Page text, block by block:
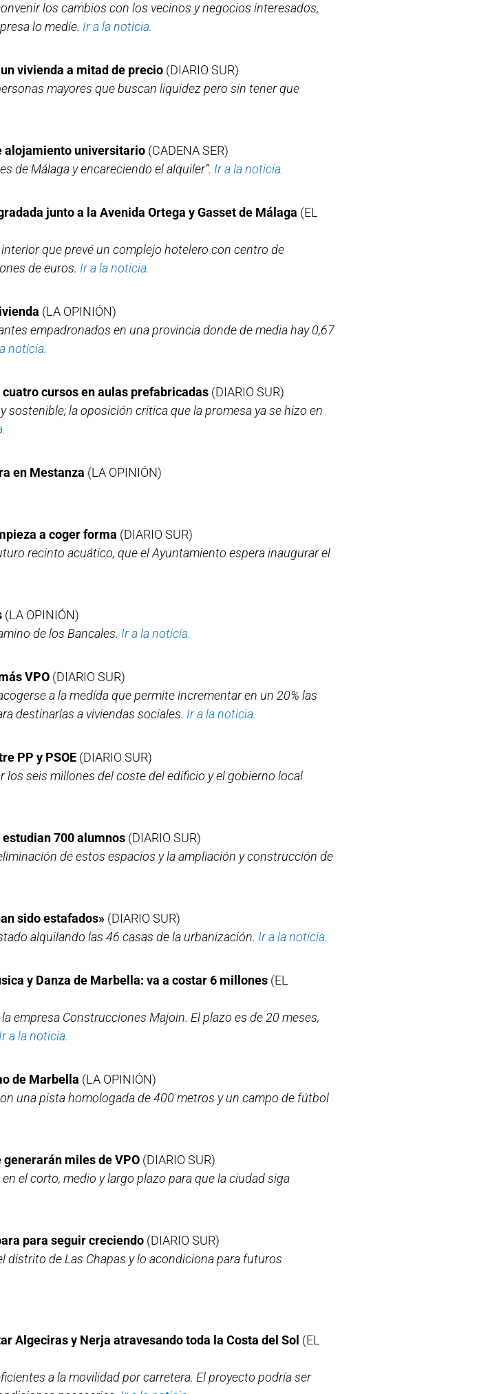
los cambios con los vecinos y negocios interesados,
lo medie. Ir a la noticia.
vivienda a mitad de precio (DIARIO SUR)
mayores que buscan liquidez pero sin tener que
alojamiento universitario (CADENA SER)
de Málaga y encareciendo el alquiler”. Ir a la noticia.
junto a la Avenida Ortega y Gasset de Málaga (EL
que prevé un complejo hotelero con centro de
de euros. Ir a la noticia.
(LA OPINIÓN)
empadronados en una provincia donde de media hay 0,67
noticia.
cursos en aulas prefabricadas (DIARIO SUR)
la oposición critica que la promesa ya se hizo en
en Mestanza (LA OPINIÓN)
a coger forma (DIARIO SUR)
recinto acuático, que el Ayuntamiento espera inaugurar el
(LA OPINIÓN)
de los Bancales. Ir a la noticia.
VPO (DIARIO SUR)
a la medida que permite incrementar en un 20% las
destinarlas a viviendas sociales. Ir a la noticia.
PP y PSOE (DIARIO SUR)
seis millones del coste del edificio y el gobierno local
700 alumnos (DIARIO SUR)
de estos espacios y la ampliación y construcción de
sido estafados» (DIARIO SUR)
alquilando las 46 casas de la urbanización. Ir a la noticia.
y Danza de Marbella: va a costar 6 millones (EL
empresa Construcciones Majoin. El plazo es de 20 meses,
Ir a la noticia.
de Marbella (LA OPINIÓN)
una pista homologada de 400 metros y un campo de fútbol
miles de VPO (DIARIO SUR)
el corto, medio y largo plazo para que la ciudad siga
para seguir creciendo (DIARIO SUR)
distrito de Las Chapas y lo acondiciona para futuros
Algeciras y Nerja atravesando toda la Costa del Sol (EL
a la movilidad por carretera. El proyecto podría ser